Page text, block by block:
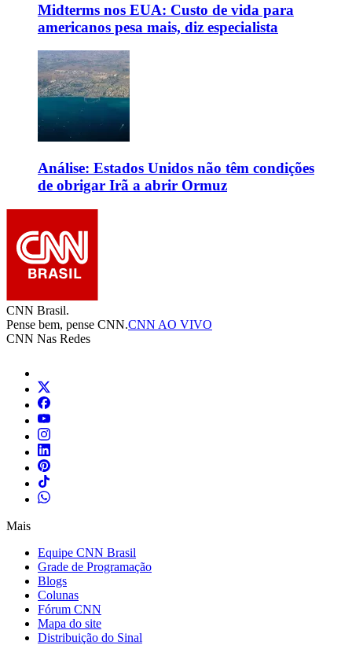
Midterms nos EUA: Custo de vida para
americanos pesa mais, diz especialista
Análise: Estados Unidos não têm condições
de obrigar Irã a abrir Ormuz
CNN Brasil.
Pense bem, pense CNN.CNN AO VIVO
CNN Nas Redes
Mais
Equipe CNN Brasil
Grade de Programação
Blogs
Colunas
Fórum CNN
Mapa do site
Distribuição do Sinal